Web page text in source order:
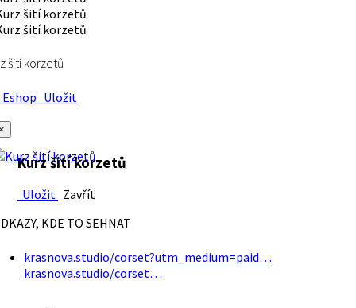
šití korzetů
Uložit
Kurz šití korzetů
Uložit Zavřít
KDE TO SEHNAT
krasnova.studio/corset?utm_medium=paid…
krasnova.studio/corset…